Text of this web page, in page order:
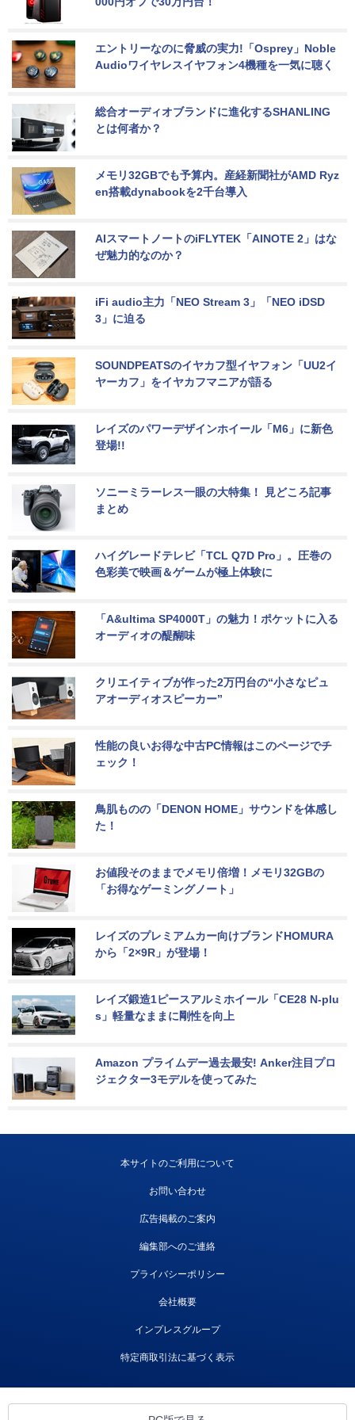
エントリーなのに脅威の実力!「Osprey」Noble
Audioワイヤレスイヤフォン4機種を一気に聴く
総合オーディオブランドに進化するSHANLING
とは何者か？
メモリ32GBでも予算内。産経新聞社がAMD Ryz
en搭載dynabookを2千台導入
AIスマートノートのiFLYTEK「AINOTE 2」はな
ぜ魅力的なのか？
iFi audio主力「NEO Stream 3」「NEO iDSD
3」に迫る
SOUNDPEATSのイヤカフ型イヤフォン「UU2イ
ヤーカフ」をイヤカフマニアが語る
レイズのパワーデザインホイール「M6」に新色
登場!!
ソニーミラーレス一眼の大特集！ 見どころ記事
まとめ
ハイグレードテレビ「TCL Q7D Pro」。圧巻の
色彩美で映画＆ゲームが極上体験に
「A&ultima SP4000T」の魅力！ポケットに入る
オーディオの醍醐味
クリエイティブが作った2万円台の“小さなピュ
アオーディオスピーカー”
性能の良いお得な中古PC情報はこのページでチ
ェック！
鳥肌ものの「DENON HOME」サウンドを体感し
た！
お値段そのままでメモリ倍増！メモリ32GBの
「お得なゲーミングノート」
レイズのプレミアムカー向けブランドHOMURA
から「2×9R」が登場！
レイズ鍛造1ピースアルミホイール「CE28 N-plu
s」軽量なままに剛性を向上
Amazon プライムデー過去最安! Anker注目プロ
ジェクター3モデルを使ってみた
本サイトのご利用について
お問い合わせ
広告掲載のご案内
編集部へのご連絡
プライバシーポリシー
会社概要
インプレスグループ
特定商取引法に基づく表示